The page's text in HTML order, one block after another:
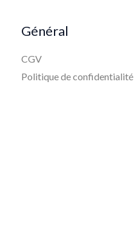
Général
CGV
Politique de confidentialité